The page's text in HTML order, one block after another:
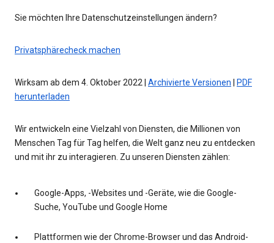
Sie möchten Ihre Datenschutzeinstellungen ändern?
Privatsphärecheck machen
Wirksam ab dem 4. Oktober 2022 | Archivierte Versionen
PDF
herunterladen
Wir entwickeln eine Vielzahl von Diensten, die Millionen von
Menschen Tag für Tag helfen, die Welt ganz neu zu entdecken
und mit ihr zu interagieren. Zu unseren Diensten zählen:
Google-Apps, -Websites und -Geräte, wie die Google-
Suche, YouTube und Google Home
Plattformen wie der Chrome-Browser und das Android-